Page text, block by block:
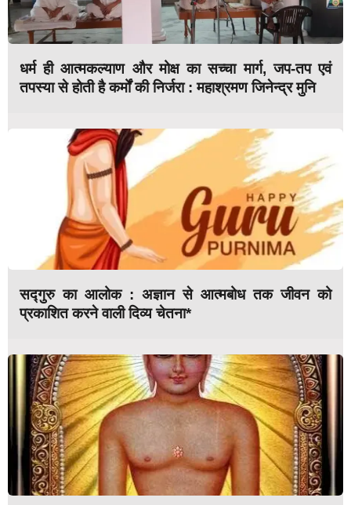
धर्म ही आत्मकल्याण और मोक्ष का सच्चा मार्ग, जप-तप एवं
तपस्या से होती है कर्मों की निर्जरा : महाश्रमण जिनेन्द्र मुनि
सद्गुरु का आलोक : अज्ञान से आत्मबोध तक जीवन को
प्रकाशित करने वाली दिव्य चेतना*